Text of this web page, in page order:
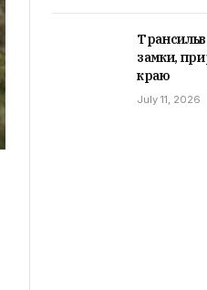
замки,
краю
July 11, 2026